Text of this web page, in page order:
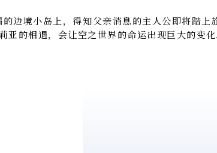
边境小岛上，得知父亲消息的主人公即将踏上
亚的相遇，会让空之世界的命运出现巨大的变化